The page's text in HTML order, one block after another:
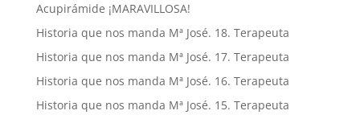
Acupirámide ¡MARAVILLOSA!
Historia que nos manda Mª José. 18. Terapeuta
Historia que nos manda Mª José. 17. Terapeuta
Historia que nos manda Mª José. 16. Terapeuta
Historia que nos manda Mª José. 15. Terapeuta